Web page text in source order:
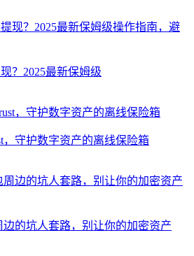
？2025最新保姆级
，守护数字资产的离线保险箱
边的坑人套路，别让你的加密资产